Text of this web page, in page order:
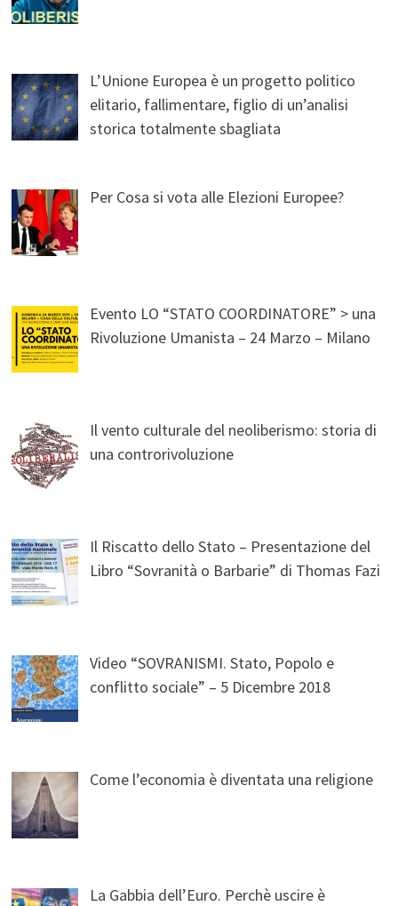
L’Unione Europea è un progetto politico
elitario, fallimentare, figlio di un’analisi
storica totalmente sbagliata
Per Cosa si vota alle Elezioni Europee?
Evento LO “STATO COORDINATORE” > una
Rivoluzione Umanista – 24 Marzo – Milano
Il vento culturale del neoliberismo: storia di
una controrivoluzione
Il Riscatto dello Stato – Presentazione del
Libro “Sovranità o Barbarie” di Thomas Fazi
Video “SOVRANISMI. Stato, Popolo e
conflitto sociale” – 5 Dicembre 2018
Come l’economia è diventata una religione
La Gabbia dell’Euro. Perchè uscire è